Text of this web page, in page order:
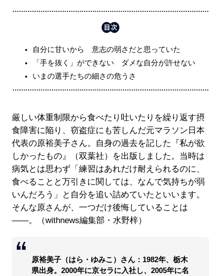
自分に甘いから 意志の弱さだと思っていた
「手を抜く」ができない ダメな自分が許せない
いまの選手たちの細さの危うさ
厳しい体重制限から食べたり吐いたりを繰り返す摂
食障害に陥り、窃盗症にも苦しんだ元マラソン日本
代表の原裕美子さん。自身の過去を記した『私が欲
しかったもの』（双葉社）を出版しました。当時は
病気とは思わず「練習はあれだけ耐えられるのに、
食べることと万引きに関しては、なんで気持ちが弱
いんだろう」と自分を追い詰めていたといいます。
そんな原さんが、一つだけ後悔していることは
――。（withnews編集部・水野梓）
原裕美子（はら・ゆみこ）さん：1982年、栃木
県出身。2000年に京セラに入社し、2005年に名